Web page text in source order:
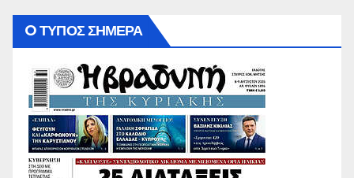
O ΤΥΠΟΣ ΣΗΜΕΡΑ